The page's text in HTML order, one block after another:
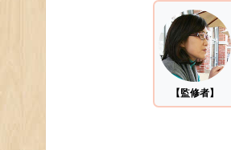
【監修者】